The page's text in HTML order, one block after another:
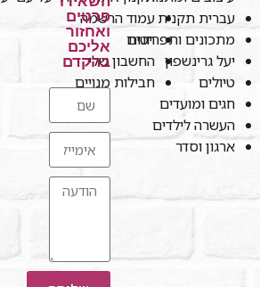
עברית תקנית
מתכונים ותפריטים
יעל גרינשפון
טיולים
חגים ומועדים
העשרה לילדים
ארגון וסדר
עמוד הרשמה
חנות
החשבון שלי
חבילות מנויים
פרטים
ואחזור
אליכם
בהקדם